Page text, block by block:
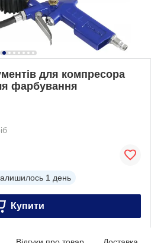
для компресора
фарбування
1 день
Купити